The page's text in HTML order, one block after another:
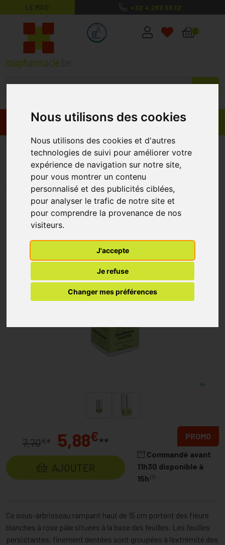
Nous utilisons des cookies
Nous utilisons des cookies et d'autres
technologies de suivi pour améliorer votre
expérience de navigation sur notre site,
pour vous montrer un contenu
personnalisé et des publicités ciblées,
pour analyser le trafic de notre site et
pour comprendre la provenance de nos
visiteurs.
J'accepte
Je refuse
Changer mes préférences
LE MAG’ +32 4 263 56 12
MaPharmacie.be ma santé, mes
0
Promos Produits
Pranarom Gaultherie Couchee
281 Huile Essentielle 10 Ml
PRANAROM
%
7,70€* 5,88€**
AJOUTER
PROMO
Commandé avant
11h30 disponible à
15h (1)
Ce sous-arbrisseau rampant haut de 15 cm portent des fleurs
blanches à rose pâle situées à la base des feuilles. Les feuilles
persistantes, finement dentées sont groupées à l’extrémité des